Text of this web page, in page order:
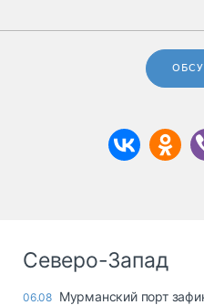
Северо-Запад
06.08 Мурманский порт